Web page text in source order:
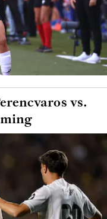
vs.